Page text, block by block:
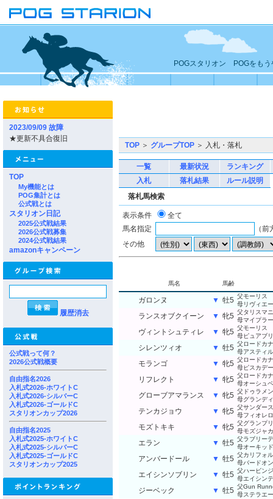
POGスタリオン POGをもう
2023/09/09 故障
★更新不具合復旧
TOP
My機能とは
POG集計とは
公式戦とは
スタリオン日記
2025公式戦結果
2026公式戦募集
2024公式戦結果
amazonキャンペーン
履歴消去
公式戦って何？
2026公式戦概要
自由指名2026
入札式2026-ホワイトC
入札式2026-シルバーC
入札式2026-ゴールドC
スタリオンカップ2026
自由指名2025
入札式2025-ホワイトC
入札式2025-シルバーC
入札式2025-ゴールドC
スタリオンカップ2025
TOP ＞ グループTOP ＞ 入札・落札
一覧 最新状況
ランキング
入札
落札結果
ルール説明
落札馬検索
表示条件
全て
馬名指定
（
その他
馬名 馬齢
ガロンヌ ▼ 牡5 父モーリス
母リヴィエ
ランスオブクイーン ▼ 牝5 父タリスマ
母マイプラ
ヴィントシュティレ ▼ 牝5 父モーリス
母ピュアブ
シレンツィオ ▼ 牡5 父ロードカ
母アスティル
モランゴ ▼ 牝5 父ロードカ
母ピスカデ
リフレクト ▼ 牝5 父ロードカ
母オーシュ
グローブアマランス ▼ 牝5 父ドゥラメ
母グランデ
テンカジョウ ▼ 牝5 父サンダー
母フィオレロ
モズトキキ ▼ 牝5 父グランプ
母モズジャ
エラン ▼ 牡5 父ラブリー
母オーキッ
アンバードール ▼ 牡5 父カリフォ
母バードオ
エイシンソブリン ▼ 牡5 父ハービン
母エイシン
ジーベック ▼ 牡5 父Gun
母ステラエ